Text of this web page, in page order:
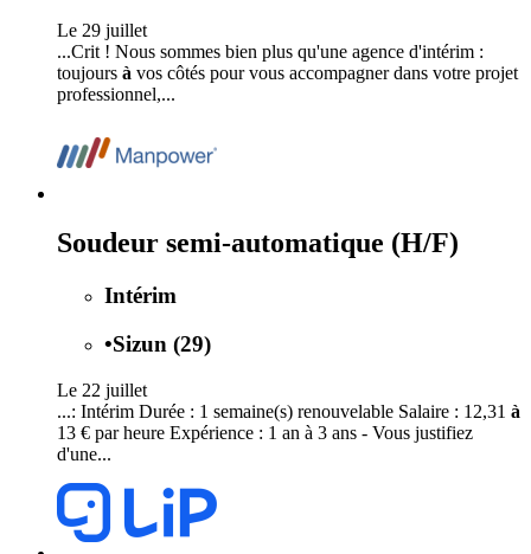
Le 29 juillet
...Crit ! Nous sommes bien plus qu'une agence d'intérim :
toujours à vos côtés pour vous accompagner dans votre projet
professionnel,...
Soudeur semi-automatique (H/F)
Intérim
•Sizun (29)
Le 22 juillet
...: Intérim Durée : 1 semaine(s) renouvelable Salaire : 12,31 à
13 € par heure Expérience : 1 an à 3 ans - Vous justifiez
d'une...